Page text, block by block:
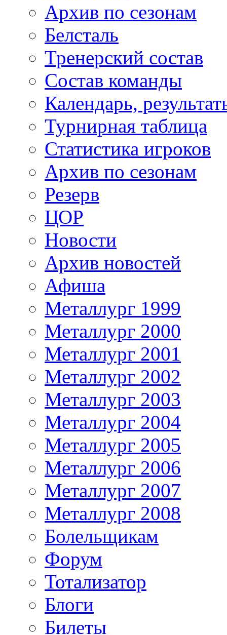
Архив по сезонам
Белсталь
Тренерский состав
Состав команды
Календарь,
Турнирная таблица
Статистика игроков
Архив по сезонам
Резерв
ЦОР
Новости
Архив новостей
Афиша
Металлург 1999
Металлург 2000
Металлург 2001
Металлург 2002
Металлург 2003
Металлург 2004
Металлург 2005
Металлург 2006
Металлург 2007
Металлург 2008
Болельщикам
Форум
Тотализатор
Блоги
Билеты